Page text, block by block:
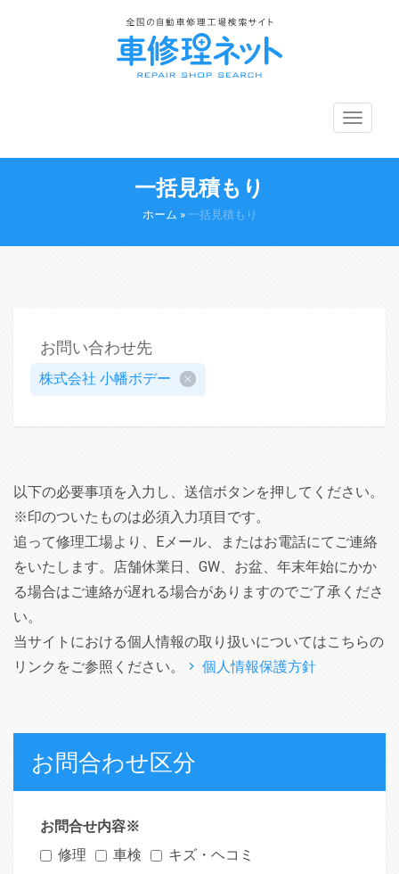
メ
ニ
ュ
え
一括見積もり
ホーム » 一括見積もり
お問い合わせ先
株式会社 小幡ボデー
以下の必要事項を入力し、送信ボタンを押してください。
※印のついたものは必須入力項目です。
追って修理工場より、Eメール、またはお電話にてご連絡
をいたします。店舗休業日、GW、お盆、年末年始にかか
る場合はご連絡が遅れる場合がありますのでご了承くださ
い。
当サイトにおける個人情報の取り扱いについてはこちらの
リンクをご参照ください。
個人情報保護方針
お問合わせ区分
お問合せ内容※
修理
車検
キズ・ヘコミ